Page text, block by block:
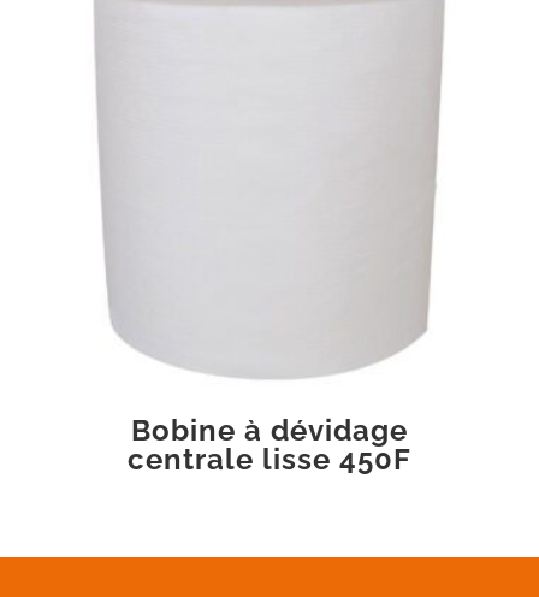
Bobine à dévidage
centrale lisse 450F